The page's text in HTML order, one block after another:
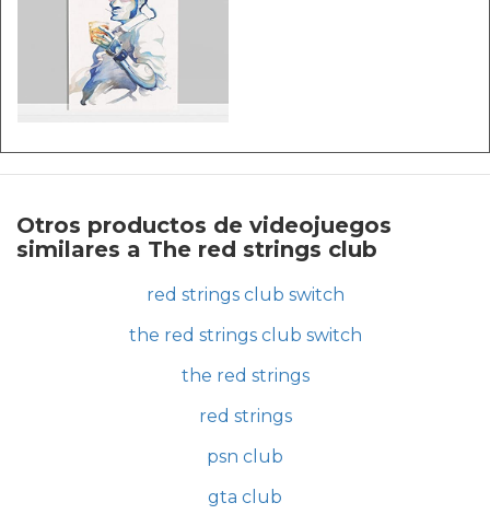
Otros productos de videojuegos
similares a The red strings club
red strings club switch
the red strings club switch
the red strings
red strings
psn club
gta club